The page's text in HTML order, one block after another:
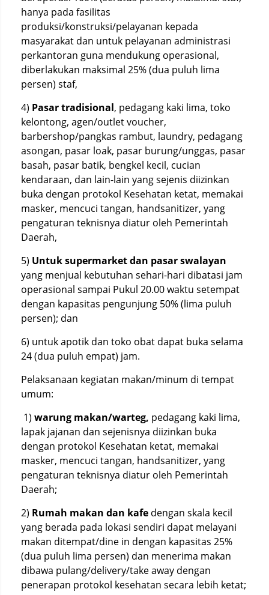
hanya pada fasilitas
produksi/konstruksi/pelayanan kepada
masyarakat dan untuk pelayanan administrasi
perkantoran guna mendukung operasional,
diberlakukan maksimal 25% (dua puluh lima
persen) staf,
4) Pasar tradisional, pedagang kaki lima, toko
kelontong, agen/outlet voucher,
barbershop/pangkas rambut, laundry, pedagang
asongan, pasar loak, pasar burung/unggas, pasar
basah, pasar batik, bengkel kecil, cucian
kendaraan, dan lain-lain yang sejenis diizinkan
buka dengan protokol Kesehatan ketat, memakai
masker, mencuci tangan, handsanitizer, yang
pengaturan teknisnya diatur oleh Pemerintah
Daerah,
5) Untuk supermarket dan pasar swalayan
yang menjual kebutuhan sehari-hari dibatasi jam
operasional sampai Pukul 20.00 waktu setempat
dengan kapasitas pengunjung 50% (lima puluh
persen); dan
6) untuk apotik dan toko obat dapat buka selama
24 (dua puluh empat) jam.
Pelaksanaan kegiatan makan/minum di tempat
umum:
1) warung makan/warteg, pedagang kaki lima,
lapak jajanan dan sejenisnya diizinkan buka
dengan protokol Kesehatan ketat, memakai
masker, mencuci tangan, handsanitizer, yang
pengaturan teknisnya diatur oleh Pemerintah
Daerah;
2) Rumah makan dan kafe dengan skala kecil
yang berada pada lokasi sendiri dapat melayani
makan ditempat/dine in dengan kapasitas 25%
(dua puluh lima persen) dan menerima makan
dibawa pulang/delivery/take away dengan
penerapan protokol kesehatan secara lebih ketat;